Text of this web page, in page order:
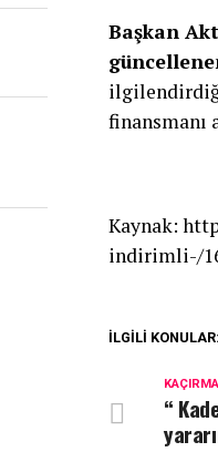
Başkan
finansmanı
Kaynak:
indirimli-/
İLGILI KONULAR:
KAÇIRMA
“